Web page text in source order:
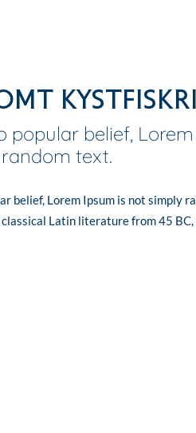
Kystfiskri
popular belief,
text.
belief, Lorem Ipsum is not simply
Latin literature from 45